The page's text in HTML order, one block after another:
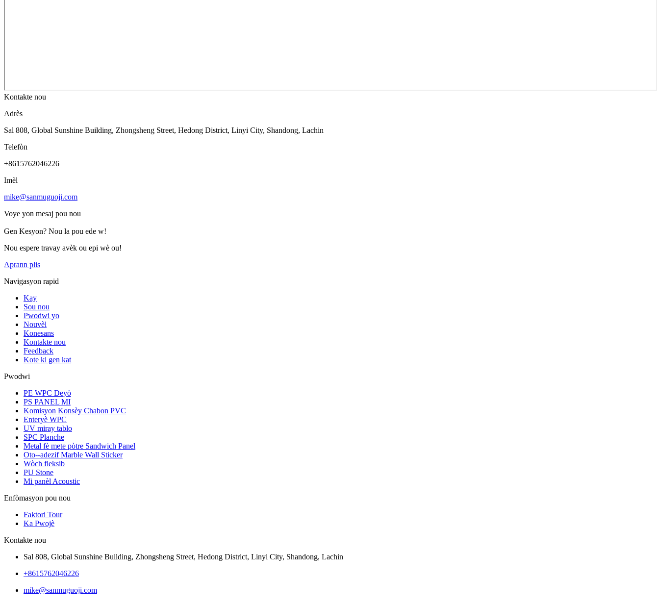
Kontakte nou
Adrès
Sal 808, Global Sunshine Building, Zhongsheng Street, Hedong District, Linyi City, Shandong, Lachin
Telefòn
+8615762046226
Imèl
mike@sanmuguoji.com
Voye yon mesaj pou nou
Gen Kesyon? Nou la pou ede w!
Nou espere travay avèk ou epi wè ou!
Aprann plis
Navigasyon rapid
Kay
Sou nou
Pwodwi yo
Nouvèl
Konesans
Kontakte nou
Feedback
Kote ki gen kat
Pwodwi
PE WPC Deyò
PS PANEL MI
Komisyon Konsèy Chabon PVC
Enteryè WPC
UV miray tablo
SPC Planche
Metal fè mete pòtre Sandwich Panel
Oto--adezif Marble Wall Sticker
Wòch fleksib
PU Stone
Mi panèl Acoustic
Enfòmasyon pou nou
Faktori Tour
Ka Pwojè
Kontakte nou
Sal 808, Global Sunshine Building, Zhongsheng Street, Hedong District, Linyi City, Shandong, Lachin
+8615762046226
mike@sanmuguoji.com